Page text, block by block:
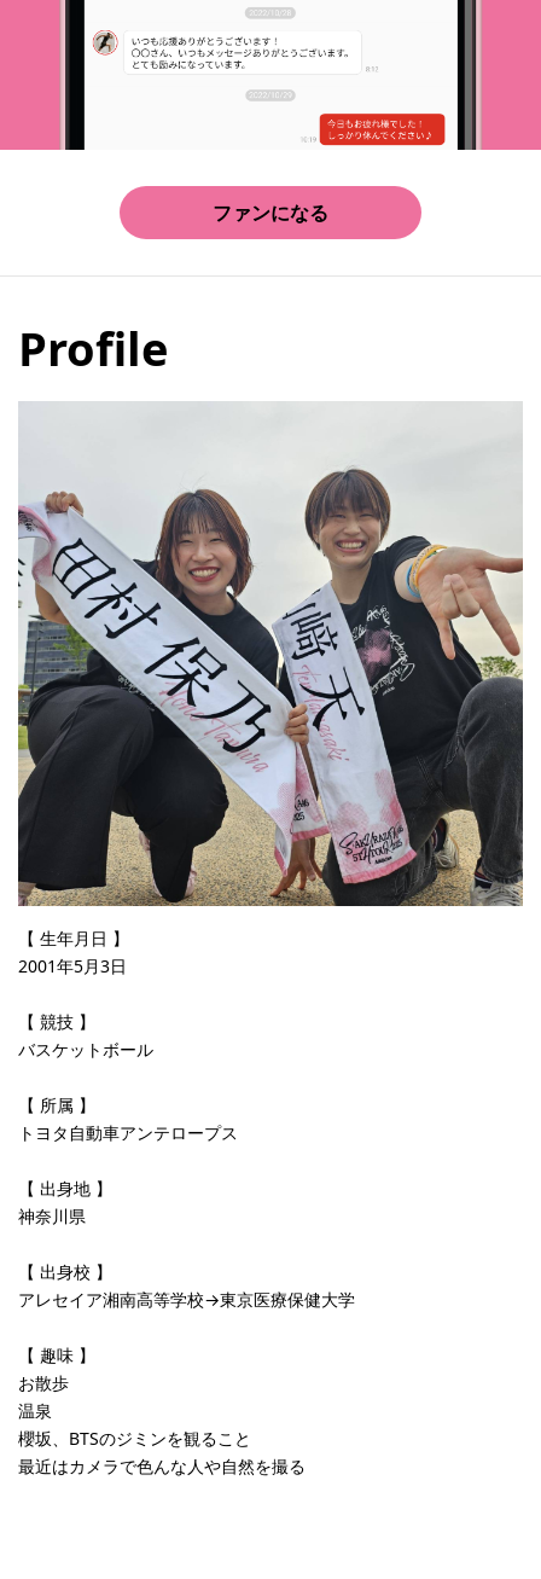
ファンになる
Profile
【 生年月日 】
2001年5月3日
【 競技 】
バスケットボール
【 所属 】
トヨタ自動車アンテロープス
【 出身地 】
神奈川県
【 出身校 】
アレセイア湘南高等学校→東京医療保健大学
【 趣味 】
お散歩
温泉
櫻坂、BTSのジミンを観ること
最近はカメラで色んな人や自然を撮る